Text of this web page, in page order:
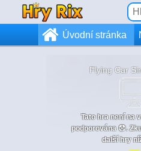
Úvodní stránka
Flying Car
Tato hra není na
podporována 😞.
další hry